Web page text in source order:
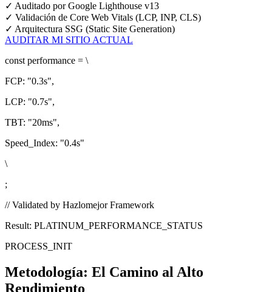
✓ Auditado por Google Lighthouse v13
✓ Validación de Core Web Vitals (LCP, INP, CLS)
✓ Arquitectura SSG (Static Site Generation)
AUDITAR MI SITIO ACTUAL
const performance = \
FCP: "0.3s",
LCP: "0.7s",
TBT: "20ms",
Speed_Index: "0.4s"
\
;
// Validated by Hazlomejor Framework
Result: PLATINUM_PERFORMANCE_STATUS
PROCESS_INIT
Metodología: El Camino al Alto
Rendimiento